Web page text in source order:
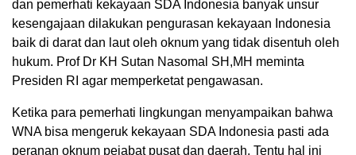
dan pemerhati kekayaan SDA Indonesia banyak unsur
kesengajaan dilakukan pengurasan kekayaan Indonesia
baik di darat dan laut oleh oknum yang tidak disentuh oleh
hukum. Prof Dr KH Sutan Nasomal SH,MH meminta
Presiden RI agar memperketat pengawasan.
Ketika para pemerhati lingkungan menyampaikan bahwa
WNA bisa mengeruk kekayaan SDA Indonesia pasti ada
peranan oknum pejabat pusat dan daerah. Tentu hal ini